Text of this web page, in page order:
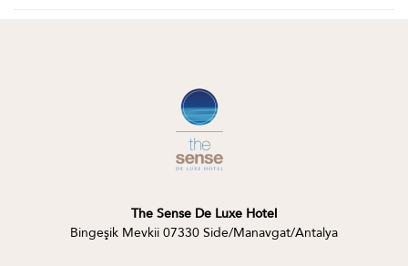
The Sense De Luxe Hotel
Bingeşik Mevkii 07330 Side/Manavgat/Antalya